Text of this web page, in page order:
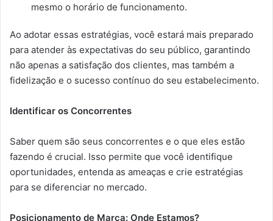
mesmo o horário de funcionamento.
Ao adotar essas estratégias, você estará mais preparado
para atender às expectativas do seu público, garantindo
não apenas a satisfação dos clientes, mas também a
fidelização e o sucesso contínuo do seu estabelecimento.
Identificar os Concorrentes
Saber quem são seus concorrentes e o que eles estão
fazendo é crucial. Isso permite que você identifique
oportunidades, entenda as ameaças e crie estratégias
para se diferenciar no mercado.
Posicionamento de Marca: Onde Estamos?